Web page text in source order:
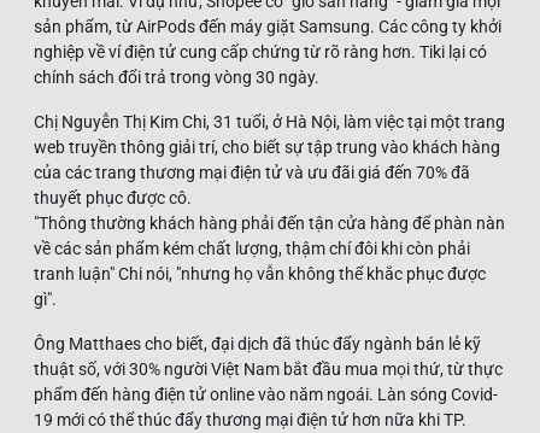
sản phẩm, từ AirPods đến máy giặt Samsung. Các công ty khởi
nghiệp về ví điện tử cung cấp chứng từ rõ ràng hơn. Tiki lại có
chính sách đổi trả trong vòng 30 ngày.
Chị Nguyễn Thị Kim Chi, 31 tuổi, ở Hà Nội, làm việc tại một trang
web truyền thông giải trí, cho biết sự tập trung vào khách hàng
của các trang thương mại điện tử và ưu đãi giá đến 70% đã
thuyết phục được cô.
"Thông thường khách hàng phải đến tận cửa hàng để phàn nàn
về các sản phẩm kém chất lượng, thậm chí đôi khi còn phải
tranh luận" Chi nói, "nhưng họ vẫn không thể khắc phục được
gì".
Ông Matthaes cho biết, đại dịch đã thúc đẩy ngành bán lẻ kỹ
thuật số, với 30% người Việt Nam bắt đầu mua mọi thứ, từ thực
phẩm đến hàng điện tử online vào năm ngoái. Làn sóng Covid-
19 mới có thể thúc đẩy thương mại điện tử hơn nữa khi TP.